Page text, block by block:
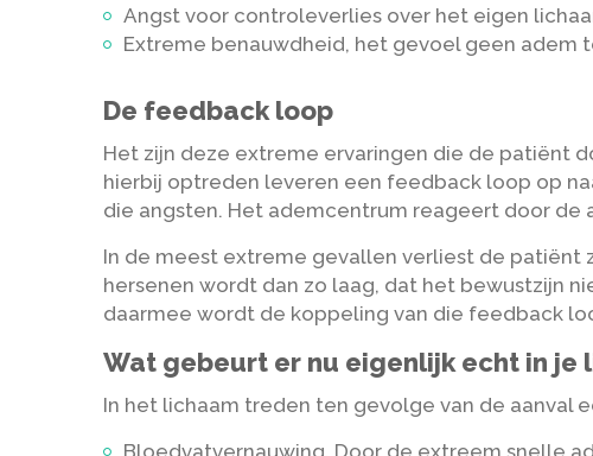
Angst voor controleverlies over het eigen
Extreme benauwdheid, het gevoel geen adem
De feedback loop
Het zijn deze extreme ervaringen die de patiënt
hierbij optreden leveren een feedback loop op
die angsten. Het ademcentrum reageert door de
In de meest extreme gevallen verliest de
hersenen wordt dan zo laag, dat het bewustzijn
daarmee wordt de koppeling van die feedback
Wat gebeurt er nu eigenlijk echt in je
In het lichaam treden ten gevolge van de aanval
Bloedvatvernauwing. Door de extreem snelle